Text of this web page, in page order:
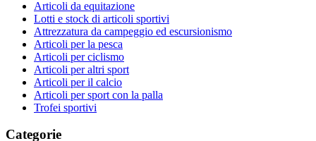
Articoli da equitazione
Lotti e stock di articoli sportivi
Attrezzatura da campeggio ed escursionismo
Articoli per la pesca
Articoli per ciclismo
Articoli per altri sport
Articoli per il calcio
Articoli per sport con la palla
Trofei sportivi
Categorie